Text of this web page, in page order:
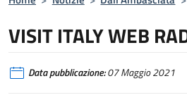
VISIT ITALY WEB
Data pubblicazione:07 Maggio 2021